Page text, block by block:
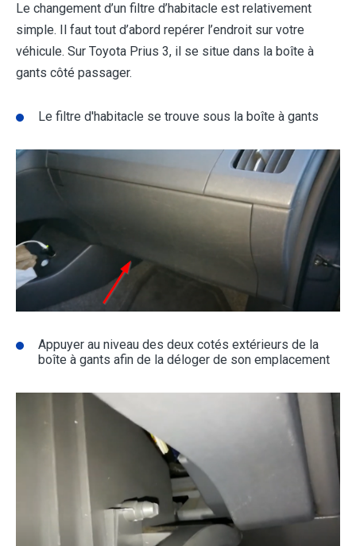
Le changement d’un filtre d’habitacle est relativement
simple. Il faut tout d’abord repérer l’endroit sur votre
véhicule. Sur Toyota Prius 3, il se situe dans la boîte à
gants côté passager.
Le filtre d'habitacle se trouve sous la boîte à gants
Appuyer au niveau des deux cotés extérieurs de la
boîte à gants afin de la déloger de son emplacement